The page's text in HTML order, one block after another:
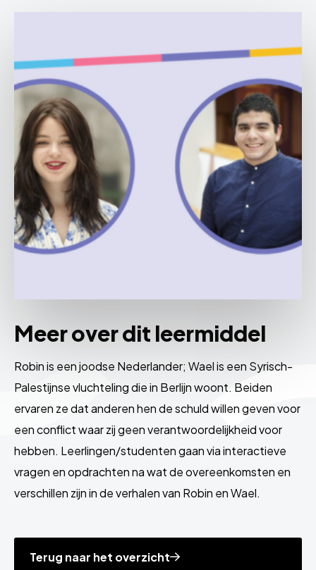
Meer over dit leermiddel
Robin is een joodse Nederlander; Wael is een Syrisch-
Palestijnse vluchteling die in Berlijn woont. Beiden
ervaren ze dat anderen hen de schuld willen geven voor
een conflict waar zij geen verantwoordelijkheid voor
hebben. Leerlingen/studenten gaan via interactieve
vragen en opdrachten na wat de overeenkomsten en
verschillen zijn in de verhalen van Robin en Wael.
Terug naar het overzicht